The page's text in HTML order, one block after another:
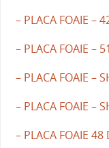
– PLACA FOAIE –
– PLACA FOAIE –
– PLACA FOAIE –
– PLACA FOAIE –
– PLACA FOAIE